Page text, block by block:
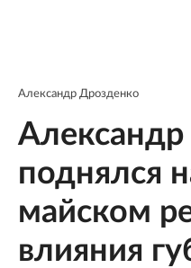
Александр Дрозденко
поднялся
майском
влияния